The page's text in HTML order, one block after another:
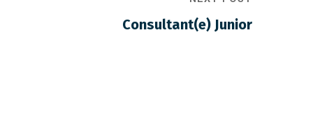
Consultant(e) Junior